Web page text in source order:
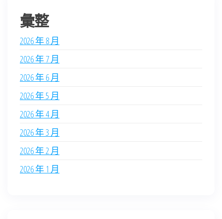
彙整
2026 年 8 月
2026 年 7 月
2026 年 6 月
2026 年 5 月
2026 年 4 月
2026 年 3 月
2026 年 2 月
2026 年 1 月